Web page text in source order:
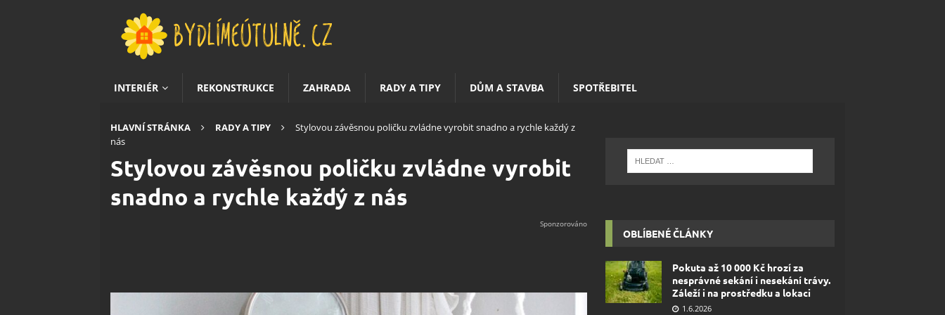
INTERIÉR REKONSTRUKCE ZAHRADA RADY A TIPY DŮM A STAVBA SPOTŘEBITEL
HLAVNÍ STRÁNKA RADY A TIPY
Stylovou závěsnou poličku zvládne vyrobit snadno a rychle každý z
nás
Stylovou závěsnou poličku zvládne vyrobit
snadno a rychle každý z nás
OBLÍBENÉ ČLÁNKY
Pokuta až 10 000 Kč hrozí za
nesprávné sekání i nesekání trávy.
Záleží i na prostředku a lokaci
1.6.2026